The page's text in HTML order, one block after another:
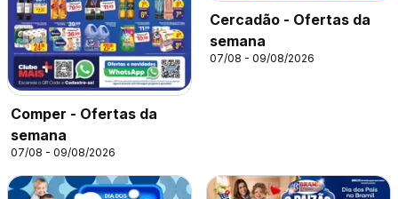
Comper - Ofertas da
semana
07/08 - 09/08/2026
Cercadão - Ofertas da
semana
07/08 - 09/08/2026